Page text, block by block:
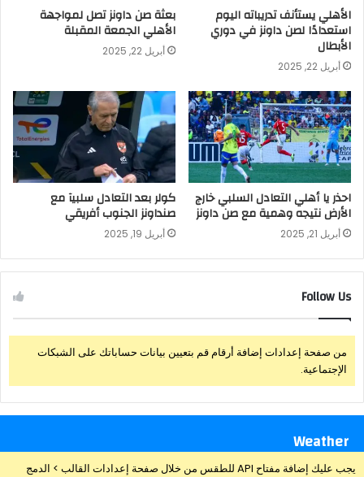
الأهلي يستأنف تدريباته اليوم
استعدادًا لصن داونز في دوري
الأبطال
أبريل 22, 2025
بعثة صن داونز تصل لمواجهة
الأهلي الجمعة المقبلة
أبريل 22, 2025
احذر يا أهلي التعادل السلبي خارج
الأرض نتيجه وهمية مع صن داونز
أبريل 21, 2025
كولر بعد التعادل سلبيآ مع
صنداونز الجنوب أفريقي
أبريل 19, 2025
Follow Us
من صفحة إعدادات إضافة أرقام قم بتعيين بيانات حساباتك على الشبكات
الإجتماعية.
Weather
يجب عليك إضافة مفتاح API للطقس من خلال صفحة إعدادات القالب > الدمج